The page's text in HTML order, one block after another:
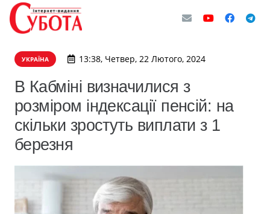
УКРАЇНА 13:38, Четвер, 22 Лютого, 2024
В Кабміні визначилися з
розміром індексації пенсій: на
скільки зростуть виплати з 1
березня